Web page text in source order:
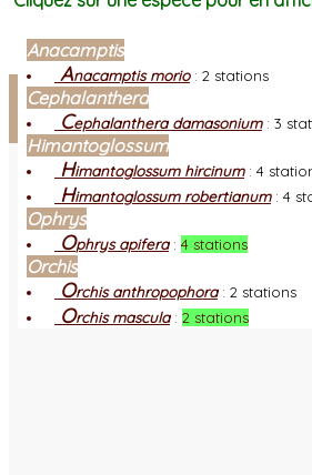
Facebook
Connexion adhérent
Anacamptis
Anacamptis morio: 2 stations
Cephalanthera
Cephalanthera damasonium: 3
Himantoglossum
Himantoglossum hircinum: 4
Himantoglossum robertianum: 4
Ophrys
Ophrys apifera: 4 stations
Orchis
Orchis anthropophora: 2 stations
Orchis mascula: 2 stations